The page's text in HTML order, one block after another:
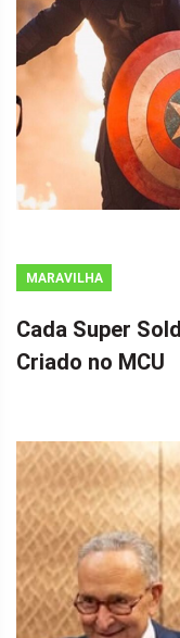
MARAVILHA
Cada Super
Criado no MCU